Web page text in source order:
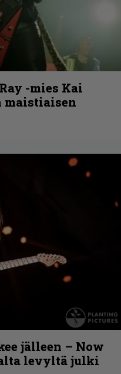
-mies Kai
maistiaisen
jälleen – Now
levyltä julki